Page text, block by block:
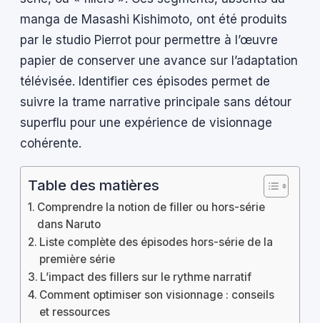
manga de Masashi Kishimoto, ont été produits
par le studio Pierrot pour permettre à l’œuvre
papier de conserver une avance sur l’adaptation
télévisée. Identifier ces épisodes permet de
suivre la trame narrative principale sans détour
superflu pour une expérience de visionnage
cohérente.
Table des matières
Comprendre la notion de filler ou hors-série
dans Naruto
Liste complète des épisodes hors-série de la
première série
L’impact des fillers sur le rythme narratif
Comment optimiser son visionnage : conseils
et ressources